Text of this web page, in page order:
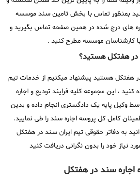
بمنظور تماس با بخش تامین سند موسسه
های درج شده در همین صفحه تماس بگیرید و
کارشناسان موسسه مطرح کنید .
در هفتکل هستید؟
هفتکل هستید پیشنهاد میکنیم از خدمات تیم
، این مجموعه کلیه فرایند تودیع و اجاره
وکیل پایه یک دادگستری انجام داده و بدین
کامل کل پروسه اجاره سند را طی نمایید.
به دفاتر حقوقی تیم ایران سند در هفتکل
نیاز خود را بدون نگرانی دریافت کنید
اجاره سند در هفتکل